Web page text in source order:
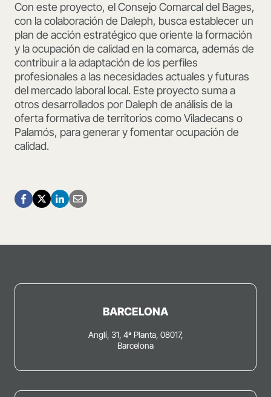
Con este proyecto, el Consejo Comarcal del Bages,
con la colaboración de Daleph, busca establecer un
plan de acción estratégico que oriente la formación
y la ocupación de calidad en la comarca, además de
contribuir a la adaptación de los perfiles
profesionales a las necesidades actuales y futuras
del mercado laboral local. Este proyecto suma a
otros desarrollados por Daleph de análisis de la
oferta formativa de territorios como Viladecans o
Palamós, para generar y fomentar ocupación de
calidad.
BARCELONA
Anglí, 31, 4ª Planta, 08017,
Barcelona